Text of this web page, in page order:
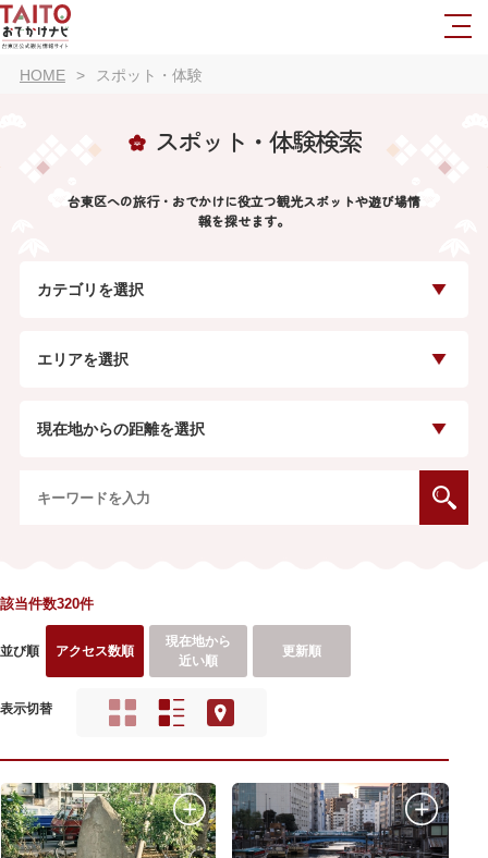
HOME スポット・体験
スポット・体験検索
台東区への旅行・おでかけに役立つ観光スポットや遊び場情
報を探せます。
カテゴリを選択
エリアを選択
現在地からの距離を選択
該当件数320件
並び順 アクセス数順
現在地から
近い順
更新順
表示切替